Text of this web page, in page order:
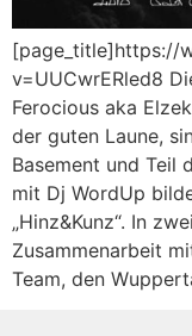
[page_title]https://
v=UUCwrERled8
Ferocious aka
der guten Laune,
Basement und Teil
mit Dj WordUp
„Hinz&Kunz“. In
Zusammenarbeit
Team, den